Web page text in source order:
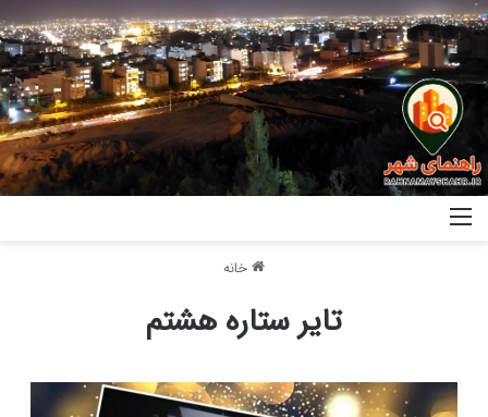
خانه
تایر ستاره هشتم